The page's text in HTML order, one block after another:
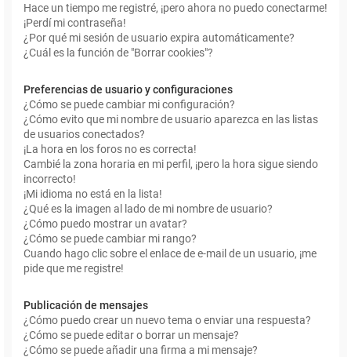
Hace un tiempo me registré, ¡pero ahora no puedo conectarme!
¡Perdí mi contraseña!
¿Por qué mi sesión de usuario expira automáticamente?
¿Cuál es la función de "Borrar cookies"?
Preferencias de usuario y configuraciones
¿Cómo se puede cambiar mi configuración?
¿Cómo evito que mi nombre de usuario aparezca en las listas
de usuarios conectados?
¡La hora en los foros no es correcta!
Cambié la zona horaria en mi perfil, ¡pero la hora sigue siendo
incorrecto!
¡Mi idioma no está en la lista!
¿Qué es la imagen al lado de mi nombre de usuario?
¿Cómo puedo mostrar un avatar?
¿Cómo se puede cambiar mi rango?
Cuando hago clic sobre el enlace de e-mail de un usuario, ¡me
pide que me registre!
Publicación de mensajes
¿Cómo puedo crear un nuevo tema o enviar una respuesta?
¿Cómo se puede editar o borrar un mensaje?
¿Cómo se puede añadir una firma a mi mensaje?